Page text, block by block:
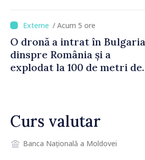
nu au detectat niciun
vehicul aerian”
/ Acum 5 ore
O dronă a intrat în Bulgaria
dinspre România și a
explodat la 100 de metri de
Curs valutar
Banca Națională a Moldovei